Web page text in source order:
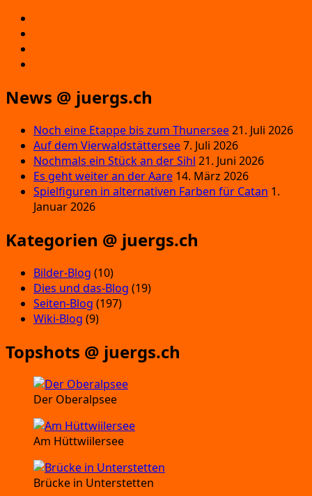
News @ juergs.ch
Noch eine Etappe bis zum Thunersee21. Juli 2026
Auf dem Vierwaldstättersee7. Juli 2026
Nochmals ein Stück an der Sihl 21. Juni 2026
Es geht weiter an der Aare 14. März 2026
Spielfiguren in alternativen Farben für Catan 1.
Januar 2026
Kategorien @ juergs.ch
Bilder-Blog (10)
Dies und das-Blog (19)
Seiten-Blog (197)
Wiki-Blog (9)
Topshots @ juergs.ch
Der Oberalpsee
Am Hüttwiilersee
Brücke in Unterstetten